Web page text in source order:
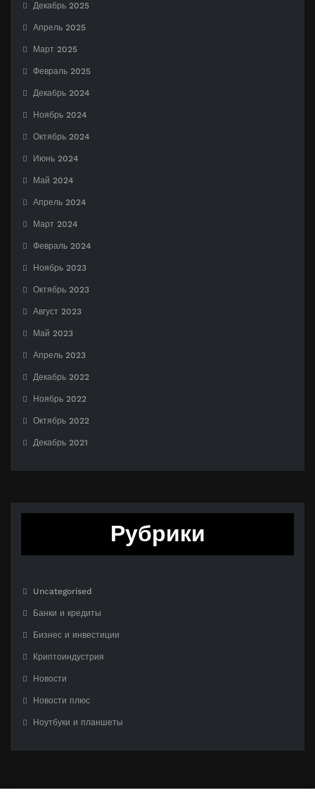
Декабрь 2025
Апрель 2025
Март 2025
Февраль 2025
Декабрь 2024
Ноябрь 2024
Октябрь 2024
Июнь 2024
Май 2024
Апрель 2024
Март 2024
Февраль 2024
Ноябрь 2023
Октябрь 2023
Август 2023
Май 2023
Апрель 2023
Декабрь 2022
Ноябрь 2022
Октябрь 2022
Декабрь 2021
Рубрики
Uncategorised
Банки и кредиты
Бизнес и инвестиции
Криптоиндустрия
Новости
Новости плюс
Ноутбуки и планшеты